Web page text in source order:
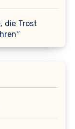
die Trost